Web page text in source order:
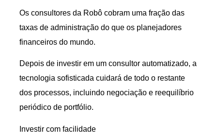
Os consultores da Robô cobram uma fração das
taxas de administração do que os planejadores
financeiros do mundo.
Depois de investir em um consultor automatizado, a
tecnologia sofisticada cuidará de todo o restante
dos processos, incluindo negociação e reequilíbrio
periódico de portfólio.
Investir com facilidade